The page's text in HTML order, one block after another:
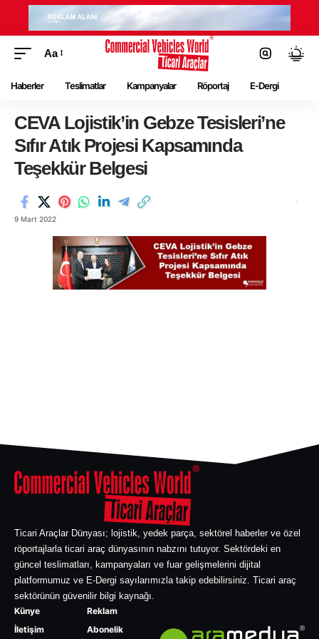
Aa
Haberler Teslimatlar Kampanyalar Röportaj E-Dergi
CEVA Lojistik’in Gebze Tesisleri’ne
Sıfır Atık Projesi Kapsamında
Teşekkür Belgesi
9 Mart 2022
Ticari Araçlar Dünyası; lojistik, yedek parça, sektörel haberler ve özel
röportajlarla ticari araç dünyasının nabzını tutuyor. Sektördeki en
güncel teslimatları, kampanyaları ve fuar gelişmelerini dijital
platformumuz ve E-Dergi sayılarımızla takip edebilirsiniz. Ticari araç
sektörünün güvenilir bilgi kaynağı.
Künye
İletişim
Reklam
Abonelik